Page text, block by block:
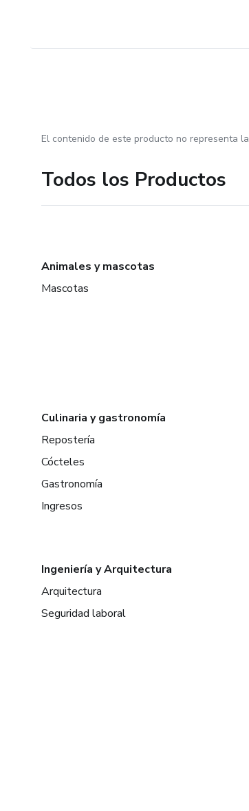
El contenido de este producto no representa
Todos los Productos
Animales y mascotas
Mascotas
Culinaria y gastronomía
Repostería
Cócteles
Gastronomía
Ingresos
Ingeniería y Arquitectura
Arquitectura
Seguridad laboral